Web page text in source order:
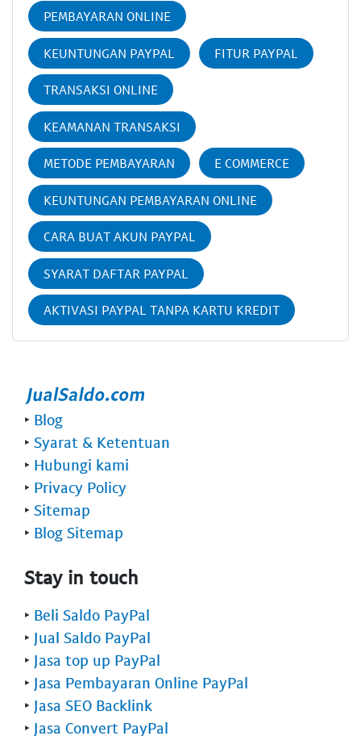
PEMBAYARAN ONLINE
KEUNTUNGAN PAYPAL FITUR PAYPAL
TRANSAKSI ONLINE
KEAMANAN TRANSAKSI
METODE PEMBAYARAN E COMMERCE
KEUNTUNGAN PEMBAYARAN ONLINE
CARA BUAT AKUN PAYPAL
SYARAT DAFTAR PAYPAL
AKTIVASI PAYPAL TANPA KARTU KREDIT
‣ Blog
‣ Syarat & Ketentuan
‣ Hubungi kami
‣ Privacy Policy
‣ Sitemap
‣ Blog Sitemap
Stay in touch
‣ Beli Saldo PayPal
‣ Jual Saldo PayPal
‣ Jasa top up PayPal
‣ Jasa Pembayaran Online PayPal
‣ Jasa SEO Backlink
‣ Jasa Convert PayPal